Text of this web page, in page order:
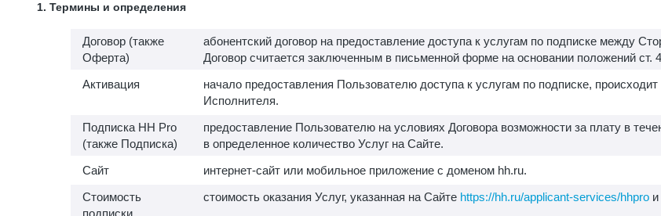
1. Термины и определения
Договор (также
Оферта)
абонентский договор на предоставление доступа к услугам по подписке между
Договор считается заключенным в письменной форме на основании положений ст.
Активация
начало предоставления Пользователю доступа к услугам по подписке,
Исполнителя.
Подписка HH Pro
(также Подписка)
предоставление Пользователю на условиях Договора возможности за плату в
в определенное количество Услуг на Сайте.
Сайт
интернет-сайт или мобильное приложение с доменом hh.ru.
Стоимость
подписки
стоимость оказания Услуг, указанная на Сайте https://hh.ru/applicant-services/hhpro